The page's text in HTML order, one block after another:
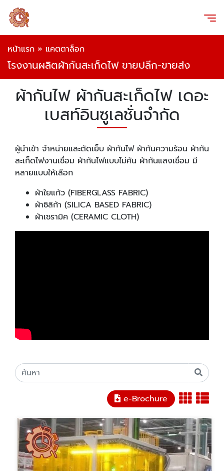
หน้าแรก » แคตตาล็อก
โรงงานผลิตผ้ากันสะเก็ดไฟ ขายปลีก-ขายส่ง
ผ้ากันไฟ ผ้ากันสะเก็ดไฟ เดอะ
เบสท์อินซูเลชั่นจำกัด
ผู้นำเข้า จำหน่ายและตัดเย็บ ผ้ากันไฟ ผ้ากันความร้อน ผ้ากัน
สะเก็ดไฟงานเชื่อม ผ้ากันไฟแบบไม่คัน ผ้ากันแสงเชื่อม มี
หลายแบบให้เลือก
ผ้าใยแก้ว (FIBERGLASS FABRIC)
ผ้าซิลิก้า (SILICA BASED FABRIC)
ผ้าเซรามิค (CERAMIC CLOTH)
e-Brochure